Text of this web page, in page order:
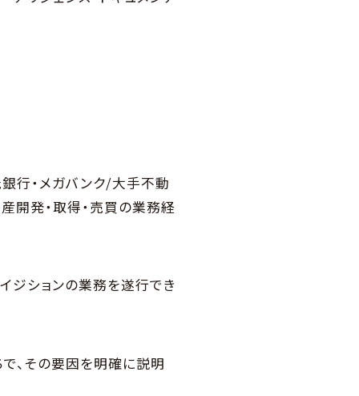
行・メガバンク/大手不動
開発・取得・売買の業務経
ジションの業務を遂行でき
、その要因を明確に説明